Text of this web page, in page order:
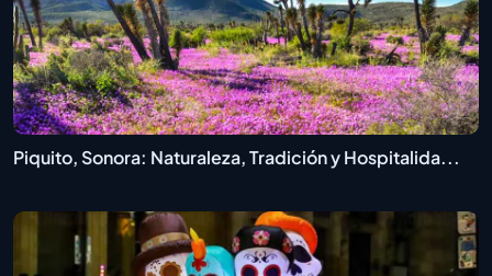
Piquito, Sonora: Naturaleza, Tradición y Hospitalida...